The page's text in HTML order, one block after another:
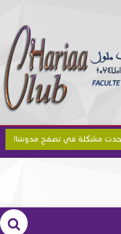
مشكلة في تصفح مدونتنا!